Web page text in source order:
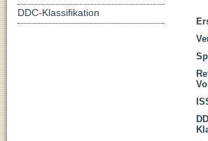
DDC-Klassifikation